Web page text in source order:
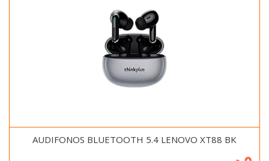
AUDIFONOS BLUETOOTH 5.4 LENOVO XT88 BK